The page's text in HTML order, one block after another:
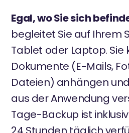
Egal, wo Sie sich
begleitet Sie auf Ihrem
Tablet oder Laptop. Sie
Dokumente (E-Mails,
Dateien) anhängen
aus der Anwendung
Tage-Backup ist